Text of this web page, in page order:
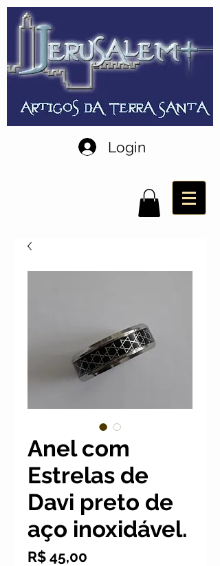
Login
Anel com
Estrelas de
Davi preto de
aço inoxidável.
R$ 45,00